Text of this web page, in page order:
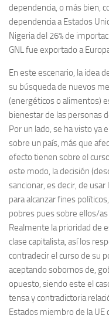
dependencia, o más bien,
dependencia a Estados
Nigeria del 26% de
GNL fue exportado a
En este escenario, la idea
su búsqueda de nuevos
(energéticos o alimentos)
bienestar de las personas
Por un lado, se ha visto ya
sobre un país, más que
efecto tienen sobre el
este modo, la decisión
sancionar, es decir, de
para alcanzar fines
pobres pues sobre ellos/
Realmente la prioridad de
clase capitalista, así los
contradecir el curso de su
aceptando sobornos de,
opuesto, siendo este el
tensa y contradictoria
Estados miembro de la UE